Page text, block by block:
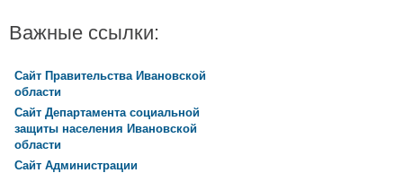
Важные ссылки:
Сайт Правительства Ивановской
области
Сайт Департамента социальной
защиты населения Ивановской
области
Сайт Администрации